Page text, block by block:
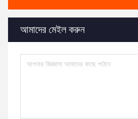
আমাদের মেইল ​​করুন